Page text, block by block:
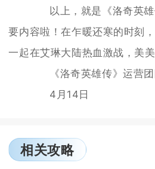
以上，就是《洛奇英雄
要内容啦！在乍暖还寒的时刻
一起在艾琳大陆热血激战，美
《洛奇英雄传》运营团
4月14日
相关攻略